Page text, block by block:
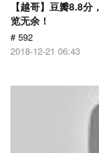
【越哥】豆瓣8.8
览无余！
# 592
2018-12-21 06:43